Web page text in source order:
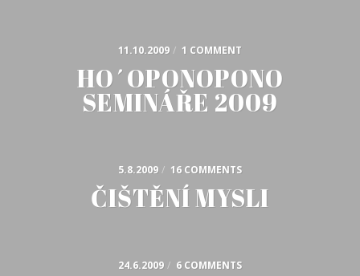
11.10.2009 / 1 COMMENT
HO´OPONOPONO
SEMINÁŘE 2009
5.8.2009 / 16 COMMENTS
ČIŠTĚNÍ MYSLI
24.6.2009 / 6 COMMENTS